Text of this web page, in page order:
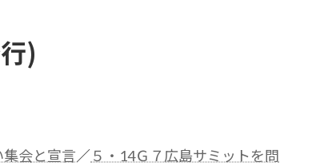
)
会と宣言／５・14Ｇ７広島サミットを問